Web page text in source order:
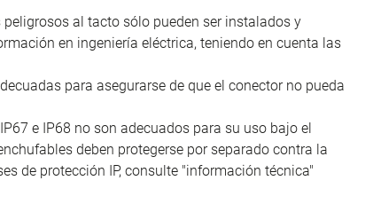
al tacto sólo pueden ser instalados y
en ingeniería eléctrica, teniendo en cuenta las
para asegurarse de que el conector no pueda
e IP68 no son adecuados para su uso bajo el
deben protegerse por separado contra la
de protección IP, consulte "información técnica"